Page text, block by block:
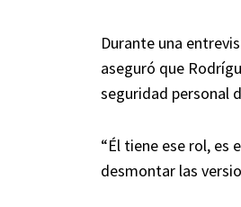
Durante una
aseguró que
seguridad personal
“Él tiene ese rol, es
desmontar las